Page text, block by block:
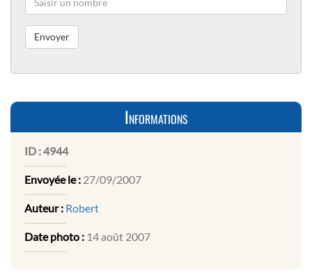
Informations
ID :4944
Envoyée le : 27/09/2007
Auteur : Robert
Date photo : 14 août 2007